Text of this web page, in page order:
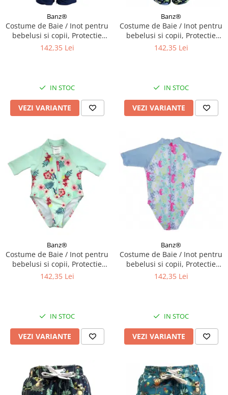
Banz®
Costume de Baie / Inot pentru
bebelusi si copii, Protectie
Soare UPF50+, Navy Jungle,
142,35 Lei
IN STOC
VEZI VARIANTE
Banz®
Costume de Baie / Inot pentru
bebelusi si copii, Protectie
Soare UPF50+, Turttle, Diverse
142,35 Lei
IN STOC
VEZI VARIANTE
Banz®
Costume de Baie / Inot pentru
bebelusi si copii, Protectie
Soare UPF50+, Mint Floral,
142,35 Lei
IN STOC
VEZI VARIANTE
Banz®
Costume de Baie / Inot pentru
bebelusi si copii, Protectie
Soare UPF50+, Sea Horse,
142,35 Lei
IN STOC
VEZI VARIANTE